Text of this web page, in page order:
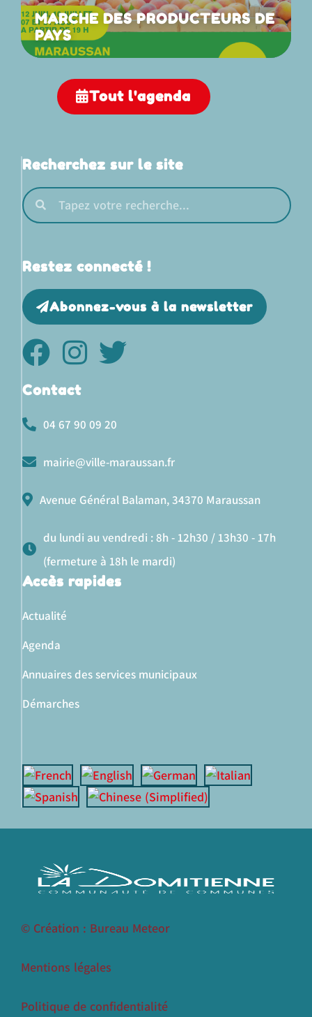
MARCHE DES PRODUCTEURS DE
PAYS
Tout l'agenda
Recherchez sur le site
Restez connecté !
Abonnez-vous à la newsletter
Contact
04 67 90 09 20
mairie@ville-maraussan.fr
Avenue Général Balaman, 34370 Maraussan
du lundi au vendredi : 8h - 12h30 / 13h30 - 17h
(fermeture à 18h le mardi)
Accès rapides
Actualité
Agenda
Annuaires des services municipaux
Démarches
© Création : Bureau Meteor
Mentions légales
Politique de confidentialité